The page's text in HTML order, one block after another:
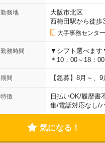
勤務地
大阪市北区
西梅田駅から徒歩
大手事務センター
勤務時間
▼シフト選べます
＊10：00～18：
期間 【急募】8月～
特徴 日払いOK/履歴書
集/電話対応なし/
気になる！